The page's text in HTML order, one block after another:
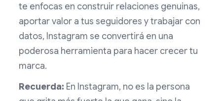
te enfocas en construir relaciones genuinas,
aportar valor a tus seguidores y trabajar con
datos, Instagram se convertirá en una
poderosa herramienta para hacer crecer tu
marca.
Recuerda: En Instagram, no es la persona